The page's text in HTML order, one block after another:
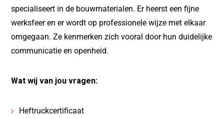
specialiseert in de bouwmaterialen. Er heerst een fijne
werksfeer en er wordt op professionele wijze met elkaar
omgegaan. Ze kenmerken zich vooral door hun duidelijke
communicatie en openheid.
Wat wij van jou vragen:
Heftruckcertificaat